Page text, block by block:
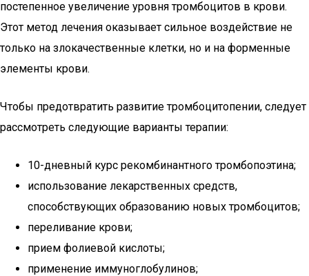
постепенное увеличение уровня тромбоцитов в крови.
Этот метод лечения оказывает сильное воздействие не
только на злокачественные клетки, но и на форменные
элементы крови.
Чтобы предотвратить развитие тромбоцитопении, следует
рассмотреть следующие варианты терапии:
10-дневный курс рекомбинантного тромбопоэтина;
использование лекарственных средств,
способствующих образованию новых тромбоцитов;
переливание крови;
прием фолиевой кислоты;
применение иммуноглобулинов;